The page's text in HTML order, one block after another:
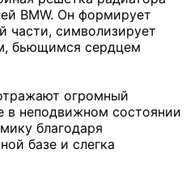
BMW. Он формирует
части, символизирует
бьющимся сердцем
огромный
в неподвижном состоянии
благодаря
базе и слегка